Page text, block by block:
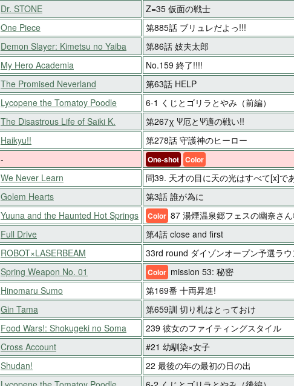
Dr. STONE
Z=35 仮面の戦士
One Piece
第885話 ブリュレだよっ!!!
Demon Slayer: Kimetsu no Yaiba
第86話 妓夫太郎
My Hero Academia
No.159 終了!!!!
The Promised Neverland
第63話 HELP
Lycopene the Tomatoy Poodle
6-1 くじとゴリラとやみ（前編）
The Disastrous Life of Saiki K.
第267χ Ψ厄とΨ適の戦い!!
Haikyu!!
第278話 守護神のヒーロー
- One-shot Color
We Never Learn
問39. 天才の目に天の光はすべて[x]で
Golem Hearts
第3話 誰が為に
Yuuna and the Haunted Hot Springs Color 87 湯煙温泉郷フェスの幽奈さ
Full Drive
第4話 close and first
ROBOT×LASERBEAM
33rd round ダイゾンオープン予選ラ
Spring Weapon No. 01 Color mission 53: 秘密
Hinomaru Sumo
第169番 十両昇進!
Gin Tama
第659訓 切り札はとっておけ
Food Wars!: Shokugeki no Soma
239 彼女のファイティングスタイル
Cross Account
#21 幼馴染×女子
Shudan!
22 最後の年の最初の日の出